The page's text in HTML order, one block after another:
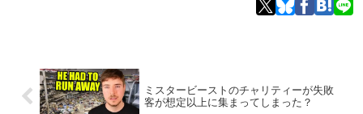
ミスタービーストのチャリティーが失敗
客が想定以上に集まってしまった？